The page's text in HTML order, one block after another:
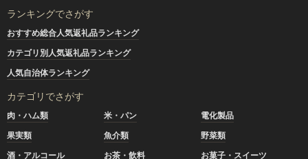
ランキングでさがす
おすすめ総合人気返礼品ランキング
カテゴリ別人気返礼品ランキング
人気自治体ランキング
カテゴリでさがす
肉・ハム類 米・パン
電化製品
果実類
魚介類
野菜類
酒・アルコール
お茶・飲料
お菓子・スイーツ